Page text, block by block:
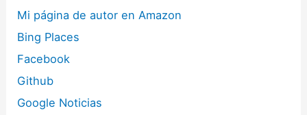
Mi página de autor en Amazon
Bing Places
Facebook
Github
Google Noticias